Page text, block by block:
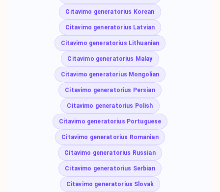
Citavimo generatorius Korean
Citavimo generatorius Latvian
Citavimo generatorius Lithuanian
Citavimo generatorius Malay
Citavimo generatorius Mongolian
Citavimo generatorius Persian
Citavimo generatorius Polish
Citavimo generatorius Portuguese
Citavimo generatorius Romanian
Citavimo generatorius Russian
Citavimo generatorius Serbian
Citavimo generatorius Slovak